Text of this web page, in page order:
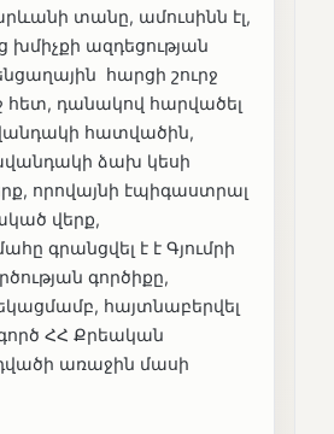
տանը, ամուսինն էլ,
խմիչքի ազդեցության
հարցի շուրջ
հետ, դանակով հարվածել
հատվածին,
ձախ կեսի
որովայնի էպիգաստրալ
վերք,
գրանցվել է է Գյումրի
գործիքը,
հայտնաբերվել
ՀՀ Քրեական
առաջին մասի